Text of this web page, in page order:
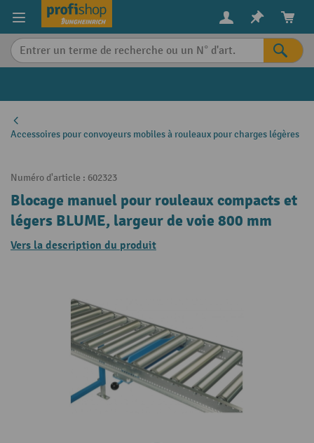
content
Accessoires pour convoyeurs mobiles à rouleaux pour charges légères
Numéro d'article : 602323
Blocage manuel pour rouleaux compacts et
légers BLUME, largeur de voie 800 mm
Vers la description du produit